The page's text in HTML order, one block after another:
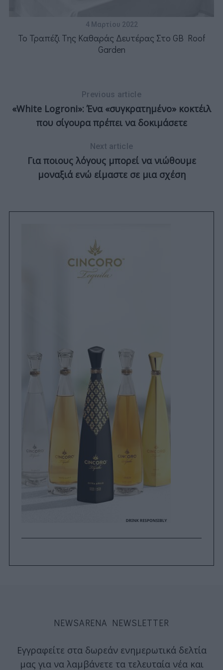
4 Μαρτίου 2022
Το Τραπέζι Της Καθαράς Δευτέρας Στο GB Roof
Garden
Previous article
«White Logroni»: Ένα «συγκρατημένο» κοκτέιλ
που σίγουρα πρέπει να δοκιμάσετε
Next article
Για ποιους λόγους μπορεί να νιώθουμε
μοναξιά ενώ είμαστε σε μια σχέση
NEWSARENA NEWSLETTER
Εγγραφείτε στα δωρεάν ενημερωτικά δελτία
μας για να λαμβάνετε τα τελευταία νέα και